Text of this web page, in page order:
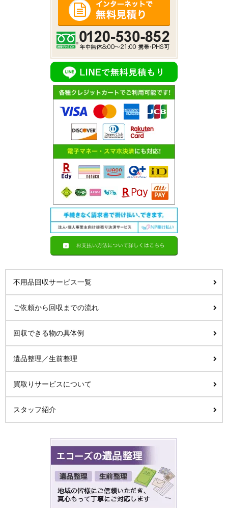
不用品回収サービス一覧
ご依頼から回収までの流れ
回収できる物の具体例
遺品整理／生前整理
買取りサービスについて
スタッフ紹介